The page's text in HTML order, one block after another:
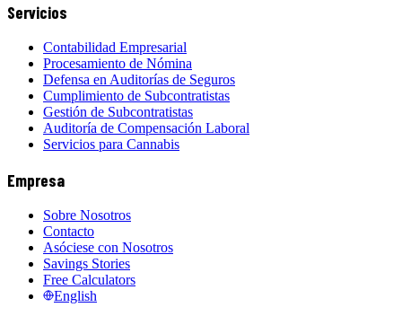
Servicios
Contabilidad Empresarial
Procesamiento de Nómina
Defensa en Auditorías de Seguros
Cumplimiento de Subcontratistas
Gestión de Subcontratistas
Auditoría de Compensación Laboral
Servicios para Cannabis
Empresa
Sobre Nosotros
Contacto
Asóciese con Nosotros
Savings Stories
Free Calculators
English